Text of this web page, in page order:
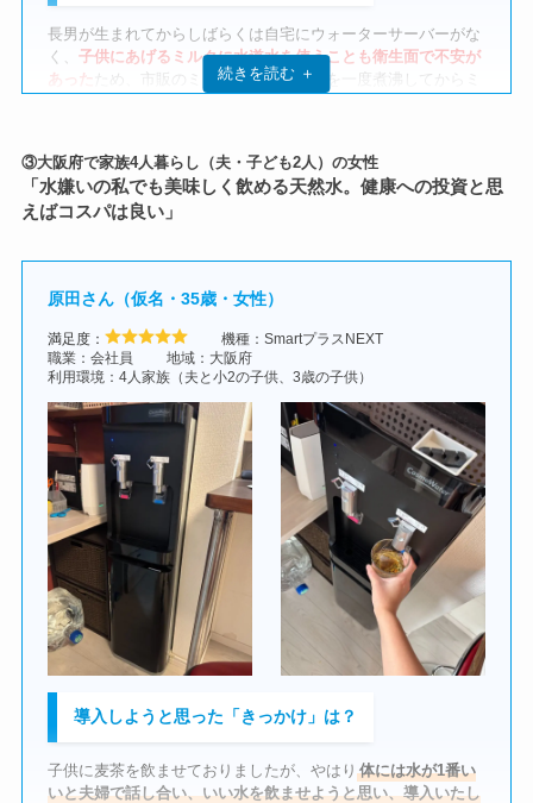
コスモウォーターでミルクを作っている様子
数あるサーバーから、コスモウォーターを選んだ理
以前使用していた機種や会社などで使用していた他社のサーバ
ーでは、水ボトルを本体上部にセットするタイプが多く、交換
時に持ち上げるのが大変
ント です。
また、
チャイルドロックが物理キー式というのも安心感があり
ました。
がありましたが、この機種ではキーを抜いておけば完全にロッ
クされるため、誤操作による熱湯事故のリスクが格段に下がる
と感じました。
コスモウォーターはボトル下置きタイプのため、交換が楽（左）
チャイルドロックはキーを外し「完全ロック」をかけることが可能（右）
長男が生まれてからしばらくは自宅にウォーターサーバーがな
く、 子供にあげるミルクに水道水を使うことも衛生面で不安が
あった
ため、市販のミネラルウォーターを一度煮沸してからミ
アでミネラルウォーターを箱買いして持ち帰る手間もありまし
たし、自宅も決して広くはないため保管場所にも困っていまし
た。
そんな時に他社のウォーターサーバーのチラシを見たことが、
導入しようと考えるきっかけになりました。
由は？
続きを読む ＋
③大阪府で家族4人暮らし（夫・子ども2人）の女性
「水嫌いの私でも美味しく飲める天然水。健康への投資と思
えばコスパは良い」
原田さん（仮名・35歳・女性）
満足度：
機種：SmartプラスNEXT
職業：会社員
地域：大阪府
利用環境：4人家族（夫と小2の子供、3歳の子供）
導入しようと思った「きっかけ」は？
子供に麦茶を飲ませておりましたが、やはり 体には水が1番い
いと夫婦で話し合い、いい水を飲ませようと思い、導入いたし